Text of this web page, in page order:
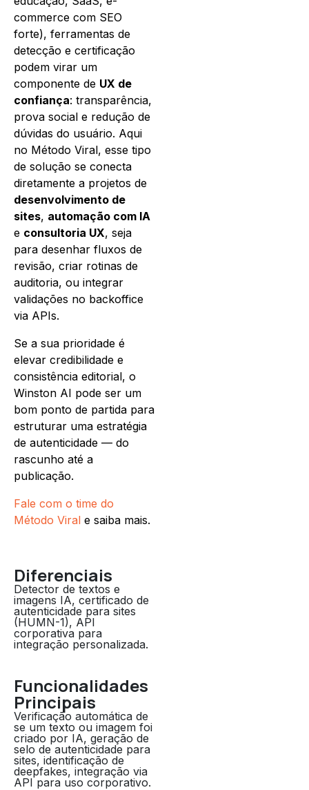
commerce com SEO
forte), ferramentas de
detecção e certificação
podem virar um
componente de UX de
confiança: transparência,
prova social e redução de
dúvidas do usuário. Aqui
no Método Viral, esse tipo
de solução se conecta
diretamente a projetos de
desenvolvimento de
sites, automação com IA
e consultoria UX, seja
para desenhar fluxos de
revisão, criar rotinas de
auditoria, ou integrar
validações no backoffice
via APIs.
Se a sua prioridade é
elevar credibilidade e
consistência editorial, o
Winston AI pode ser um
bom ponto de partida para
estruturar uma estratégia
de autenticidade — do
rascunho até a
publicação.
Fale com o time do
Método Viral e saiba mais.
Diferenciais
Detector de textos e
imagens IA, certificado de
autenticidade para sites
(HUMN-1), API
corporativa para
integração personalizada.
Funcionalidades
Principais
Verificação automática de
se um texto ou imagem foi
criado por IA, geração de
selo de autenticidade para
sites, identificação de
deepfakes, integração via
API para uso corporativo.